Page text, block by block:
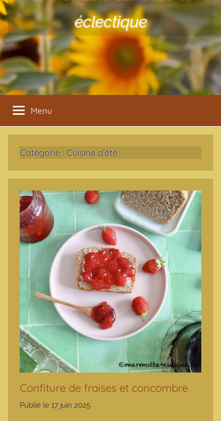
éclectique
Menu
Catégorie : Cuisine d’été
Confiture de fraises et concombre
Publié le 17 juin 2025